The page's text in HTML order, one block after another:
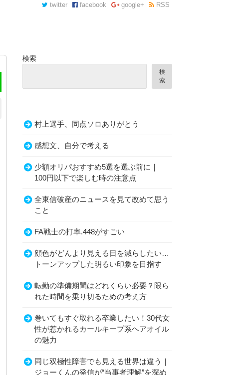
twitter facebook google+ RSS
検索
検
索
村上選手、同点ソロありがとう
感想文、自分で考える
少額オリパおすすめ5選を選ぶ前に｜
100円以下で楽しむ時の注意点
全東信破産のニュースを見て改めて思う
こと
FA戦士の打率.448がすごい
顔色がどんより見える日を減らしたい…
トーンアップした明るい印象を目指す
転勤の準備期間はどれくらい必要？限ら
れた時間を乗り切るための考え方
巻いてもすぐ取れる卒業したい！30代女
性が惹かれるカールキープ系ヘアオイル
の魅力
同じ双極性障害でも見える世界は違う｜
ジョーくんの発信が“当事者理解”を深め